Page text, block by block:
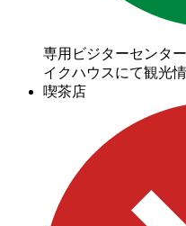
専用ビジターセンタ
イクハウスにて観光
喫茶店